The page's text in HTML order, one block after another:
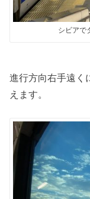
シビアで
進行方向右手遠く
えます。